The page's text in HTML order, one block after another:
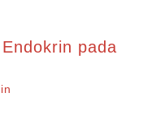
pada